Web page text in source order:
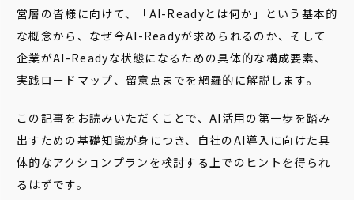
営層の皆様に向けて、「AI-Readyとは何か」という基本的
な概念から、なぜ今AI-Readyが求められるのか、そして
企業がAI-Readyな状態になるための具体的な構成要素、
実践ロードマップ、留意点までを網羅的に解説します。
この記事をお読みいただくことで、AI活用の第一歩を踏み
出すための基礎知識が身につき、自社のAI導入に向けた具
体的なアクションプランを検討する上でのヒントを得られ
るはずです。